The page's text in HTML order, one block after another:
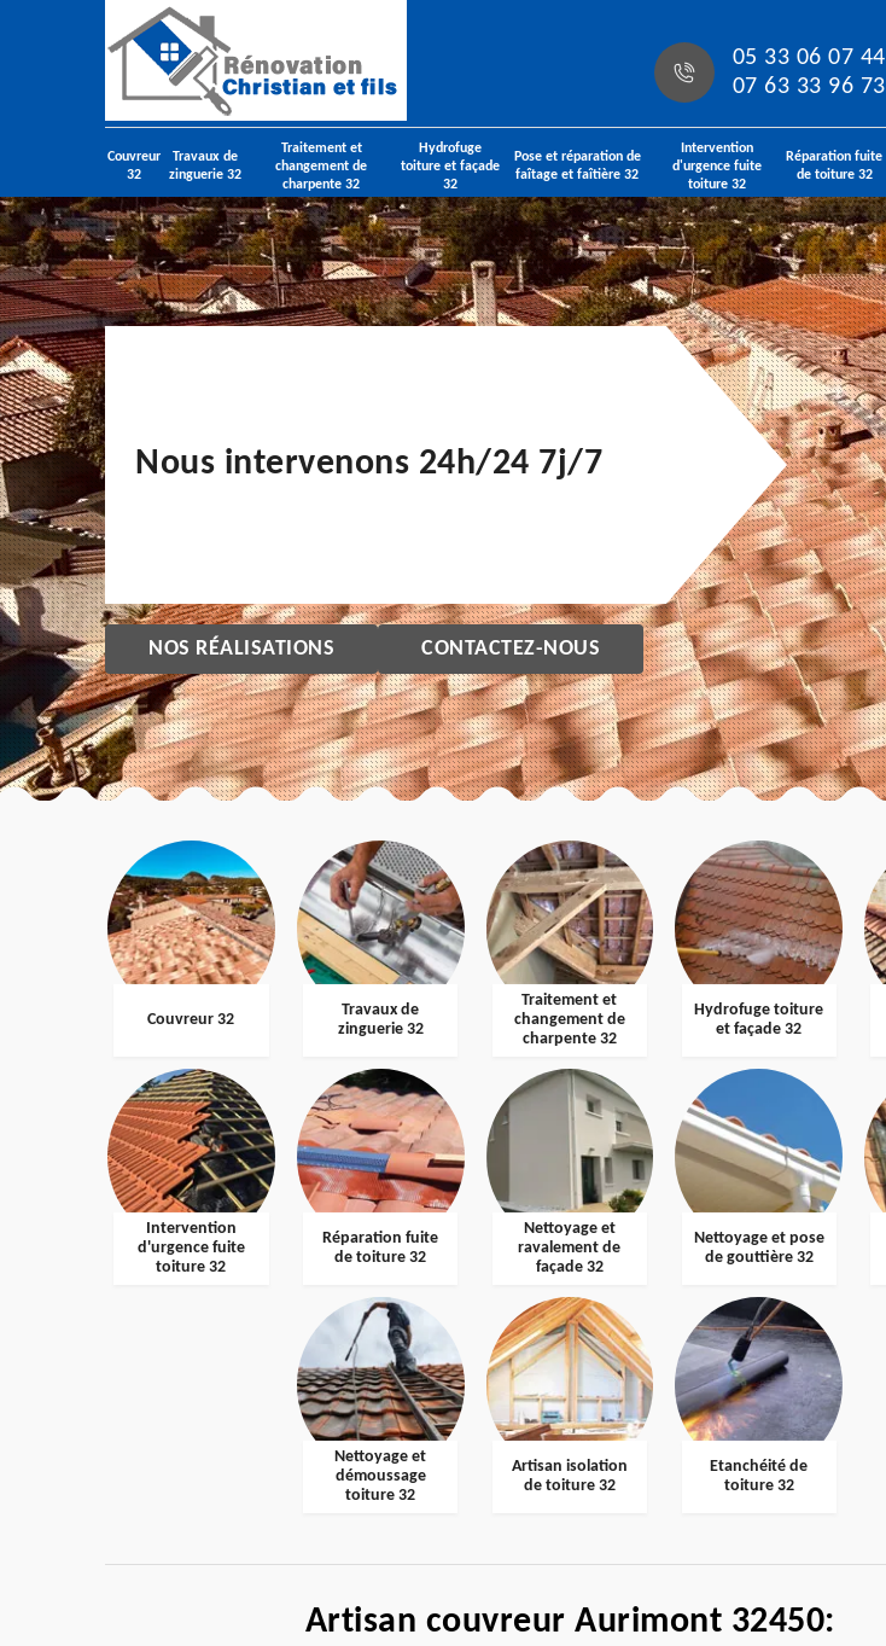
05 33 06 07 44
07 63 33 96 73
Couvreur
32
Travaux de
zinguerie 32
Traitement et
changement de
charpente 32
Hydrofuge
toiture et façade
32
Pose et réparation de
faîtage et faîtière 32
Intervention
d'urgence fuite
toiture 32
Réparation fuite
de toiture 32
Nous intervenons 24h/24 7j/7
NOS RÉALISATIONS CONTACTEZ-NOUS
Couvreur 32
Travaux de
zinguerie 32
Traitement et
changement de
charpente 32
Hydrofuge toiture
et façade 32
Intervention
d'urgence fuite
toiture 32
Réparation fuite
de toiture 32
Nettoyage et
ravalement de
façade 32
Nettoyage et pose
de gouttière 32
Nettoyage et
démoussage
toiture 32
Artisan isolation
de toiture 32
Etanchéité de
toiture 32
Artisan couvreur Aurimont 32450: